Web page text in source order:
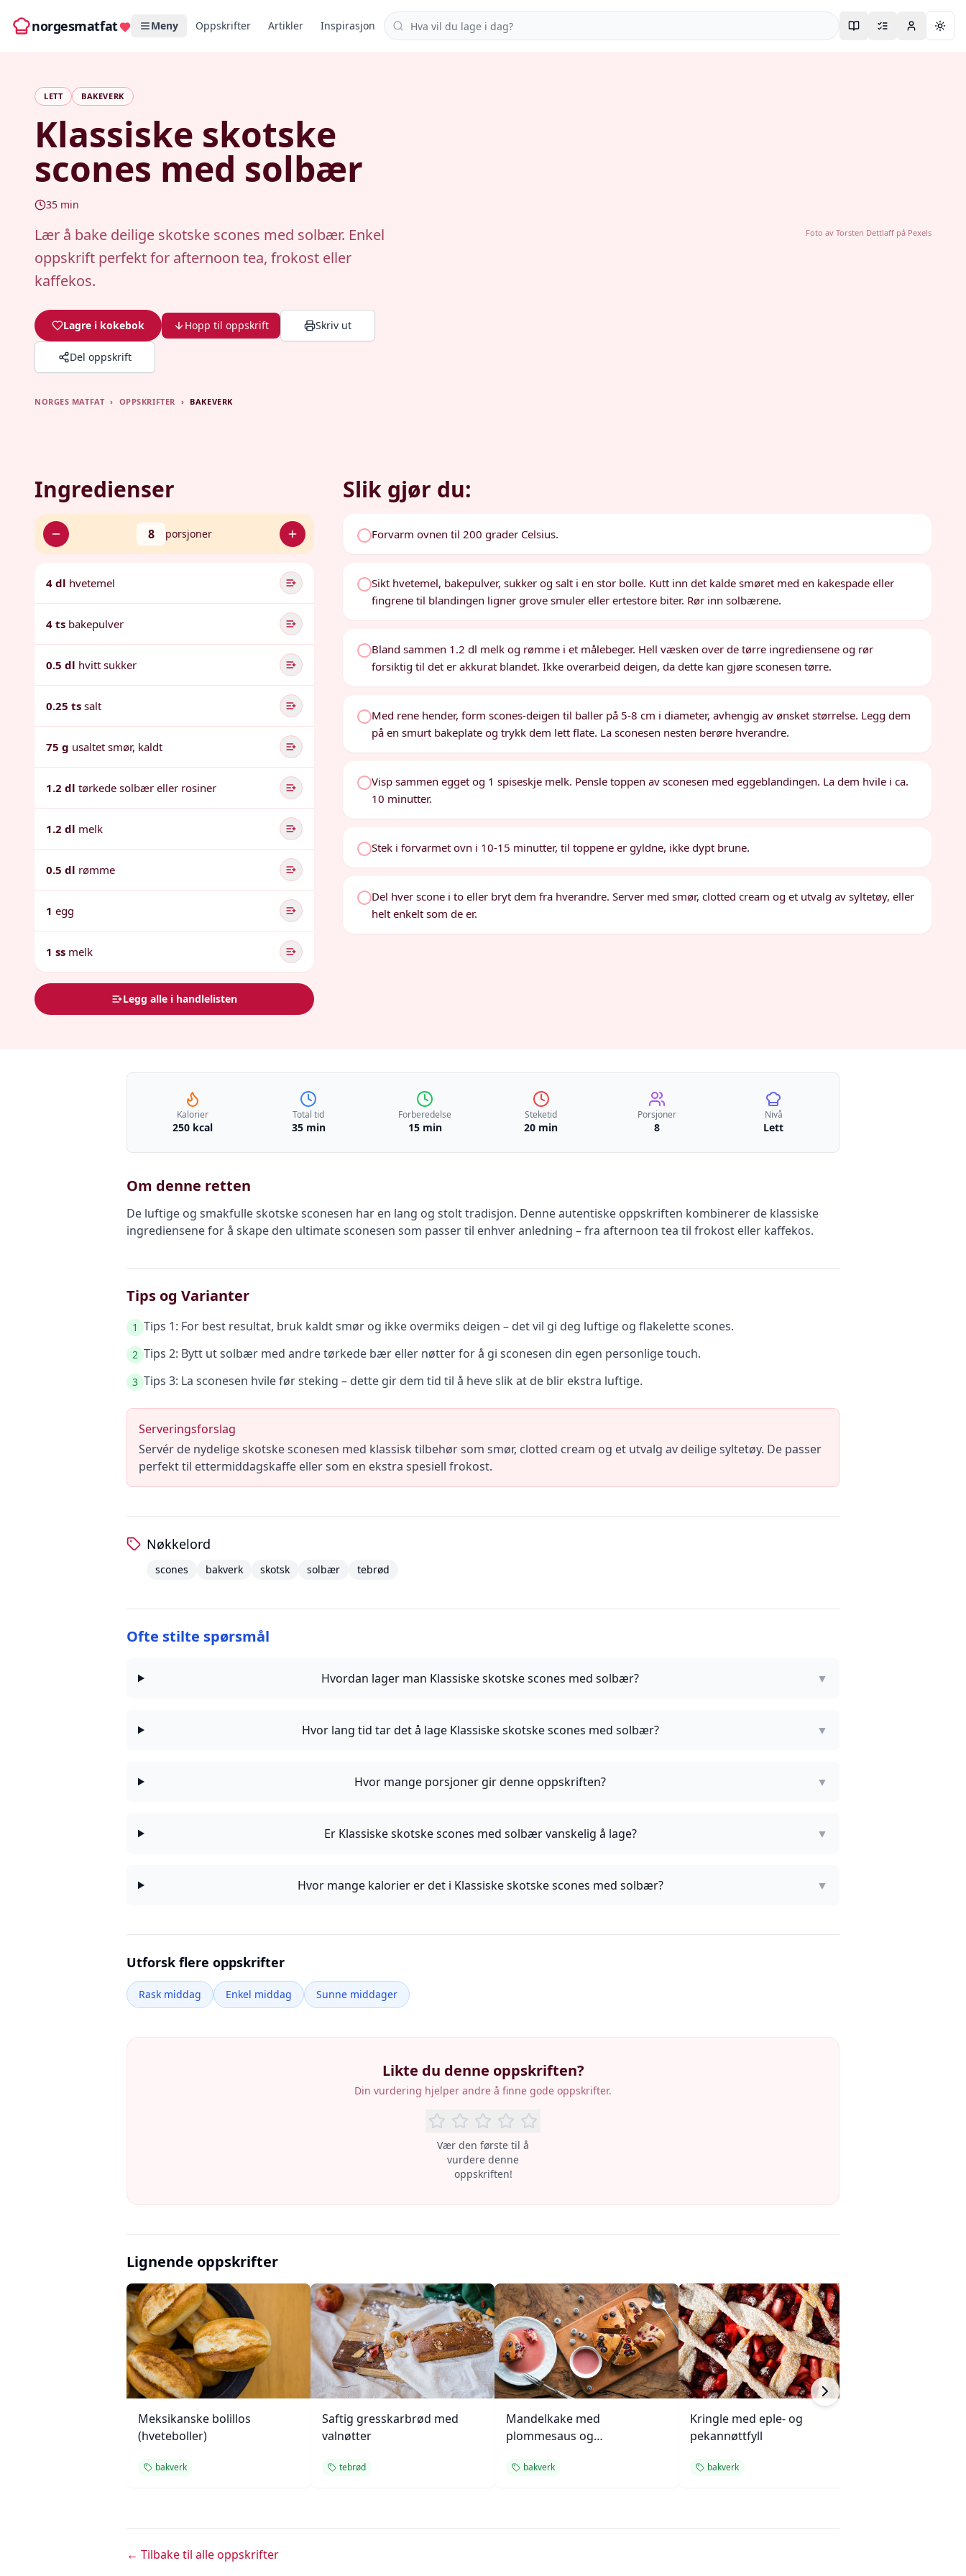
norgesmatfat Meny Oppskrifter Artikler Inspirasjon Søk i oppskrifter
LETT BAKEVERK
Klassiske skotske
scones med solbær
35 min
Lær å bake deilige skotske scones med solbær. Enkel
oppskrift perfekt for afternoon tea, frokost eller
kaffekos.
Lagre i kokebok Hopp til oppskrift Skriv ut
Del oppskrift
Foto av Torsten Dettlaffpå Pexels
NORGES MATFAT › OPPSKRIFTER › BAKEVERK
Ingredienser
8 porsjoner
4 dl hvetemel
4 ts bakepulver
0.5 dl hvitt sukker
0.25 ts salt
75 g usaltet smør, kaldt
1.2 dl tørkede solbær eller rosiner
1.2 dl melk
0.5 dl rømme
1 egg
1 ss melk
Legg alle i handlelisten
Slik gjør du:
Forvarm ovnen til 200 grader Celsius.
Sikt hvetemel, bakepulver, sukker og salt i en stor bolle. Kutt inn det kalde smøret med en kakespade eller
fingrene til blandingen ligner grove smuler eller ertestore biter. Rør inn solbærene.
Bland sammen 1.2 dl melk og rømme i et målebeger. Hell væsken over de tørre ingrediensene og rør
forsiktig til det er akkurat blandet. Ikke overarbeid deigen, da dette kan gjøre sconesen tørre.
Med rene hender, form scones-deigen til baller på 5-8 cm i diameter, avhengig av ønsket størrelse. Legg dem
på en smurt bakeplate og trykk dem lett flate. La sconesen nesten berøre hverandre.
Visp sammen egget og 1 spiseskje melk. Pensle toppen av sconesen med eggeblandingen. La dem hvile i ca.
10 minutter.
Stek i forvarmet ovn i 10-15 minutter, til toppene er gyldne, ikke dypt brune.
Del hver scone i to eller bryt dem fra hverandre. Server med smør, clotted cream og et utvalg av syltetøy, eller
helt enkelt som de er.
Kalorier
250 kcal
Total tid
35 min
Forberedelse
15 min
Steketid
20 min
Porsjoner
8
Nivå
Lett
Om denne retten
De luftige og smakfulle skotske sconesen har en lang og stolt tradisjon. Denne autentiske oppskriften kombinerer de klassiske
ingrediensene for å skape den ultimate sconesen som passer til enhver anledning – fra afternoon tea til frokost eller kaffekos.
Tips og Varianter
1 Tips 1: For best resultat, bruk kaldt smør og ikke overmiks deigen – det vil gi deg luftige og flakelette scones.
2 Tips 2: Bytt ut solbær med andre tørkede bær eller nøtter for å gi sconesen din egen personlige touch.
3 Tips 3: La sconesen hvile før steking – dette gir dem tid til å heve slik at de blir ekstra luftige.
Serveringsforslag
Servér de nydelige skotske sconesen med klassisk tilbehør som smør, clotted cream og et utvalg av deilige syltetøy. De passer
perfekt til ettermiddagskaffe eller som en ekstra spesiell frokost.
Nøkkelord
scones bakverk skotsk solbær tebrød
Ofte stilte spørsmål
Hvordan lager man Klassiske skotske scones med solbær? ▼
Hvor lang tid tar det å lage Klassiske skotske scones med solbær? ▼
Hvor mange porsjoner gir denne oppskriften? ▼
Er Klassiske skotske scones med solbær vanskelig å lage? ▼
Hvor mange kalorier er det i Klassiske skotske scones med solbær? ▼
Utforsk flere oppskrifter
Rask middag Enkel middag Sunne middager
Likte du denne oppskriften?
Din vurdering hjelper andre å finne gode oppskrifter.
Vær den første til å
vurdere denne
oppskriften!
Lignende oppskrifter
Meksikanske bolillos
(hveteboller)
bakverk
Saftig gresskarbrød med
valnøtter
tebrød
Mandelkake med
plommesaus og
bakverk
Kringle med eple- og
pekannøttfyll
bakverk
← Tilbake til alle oppskrifter